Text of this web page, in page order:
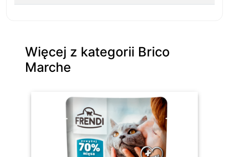
Więcej z kategorii Brico
Marche